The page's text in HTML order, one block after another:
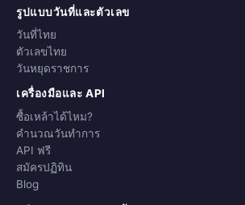
รูปแบบวันที่และตัวเลข
วันที่ไทย
ตัวเลขไทย
วันหยุดราชการ
เครื่องมือและ API
ซื้อเหล้าได้ไหม?
คำนวณวันทำการ
API ฟรี
สมัครปฏิทิน
Blog